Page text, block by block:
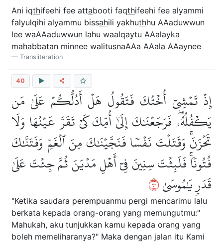
Ani iqthifeehi fee attabooti faqthifeehi fee alyammi
falyulqihi alyammu bissahili yakhuthhu AAaduwwun
lee waAAaduwwun lahu waalqaytu AAalayka
mahabbatan minnee walitusnaAAa AAala AAaynee
Transliteration
40
إِذۡ تَمۡشِيٓ أُخۡتُكَ فَتَقُولُ هَلۡ أَدُلُّكُمۡ عَلَىٰ مَن
يَكۡفُلُهُۥۖ فَرَجَعۡنَٰكَ إِلَىٰٓ أُمِّكَ كَيۡ تَقَرَّ عَيۡنُهَا وَلَا
تَحۡزَنَۚ وَقَتَلۡتَ نَفۡسٗا فَنَجَّيۡنَٰكَ مِنَ ٱلۡغَمِّ وَفَتَنَّٰكَ
فُتُونٗاۚ فَلَبِثۡتَ سِنِينَ فِيٓ أَهۡلِ مَدۡيَنَ ثُمَّ جِئۡتَ عَلَىٰ
قَدَرٖ يَٰمُوسَىٰ٠٤
"Ketika saudara perempuanmu pergi mencarimu lalu
berkata kepada orang-orang yang memungutmu:"
Mahukah, aku tunjukkan kamu kepada orang yang
boleh memeliharanya?" Maka dengan jalan itu Kami